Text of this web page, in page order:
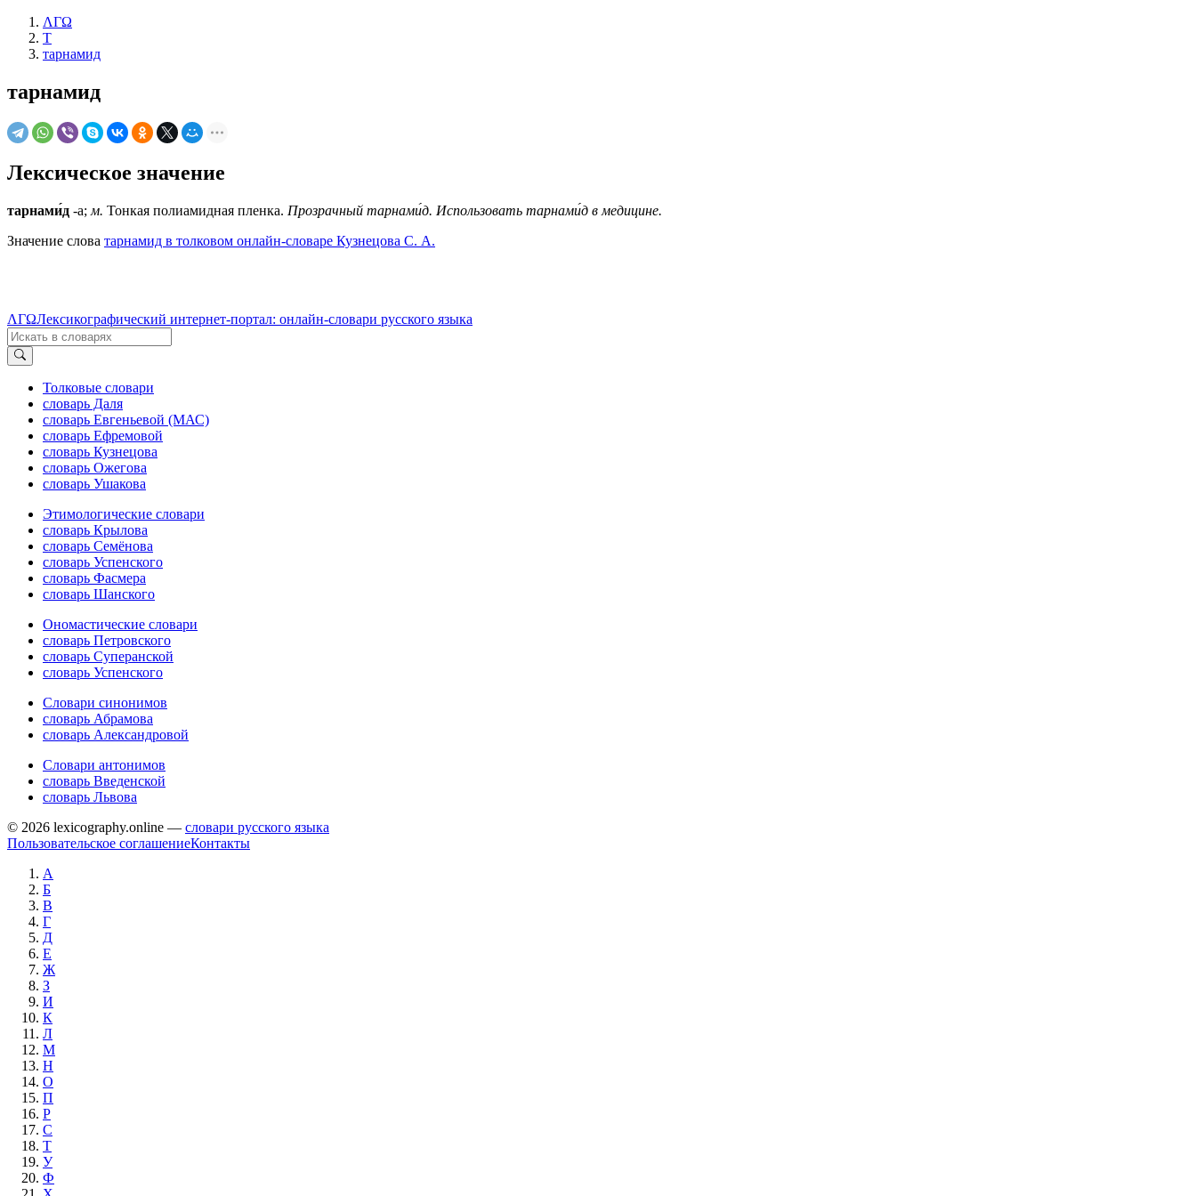
ΛΓΩ
Т
тарнамид
тарнамид
Лексическое значение
тарнами́д -а; м. Тонкая полиамидная пленка. Прозрачный тарнами́д. Использовать тарнами́д в медицине.
Значение слова тарнамид в толковом онлайн-словаре Кузнецова С. А.
ΛΓΩЛексикографический интернет-портал: онлайн-словари русского языка
Толковые словари
словарь Даля
словарь Евгеньевой (МАС)
словарь Ефремовой
словарь Кузнецова
словарь Ожегова
словарь Ушакова
Этимологические словари
словарь Крылова
словарь Семёнова
словарь Успенского
словарь Фасмера
словарь Шанского
Ономастические словари
словарь Петровского
словарь Суперанской
словарь Успенского
Словари синонимов
словарь Абрамова
словарь Александровой
Словари антонимов
словарь Введенской
словарь Львова
© 2026 lexicography.online — словари русского языка
Пользовательское соглашениеКонтакты
А
Б
В
Г
Д
Е
Ж
З
И
К
Л
М
Н
О
П
Р
С
Т
У
Ф